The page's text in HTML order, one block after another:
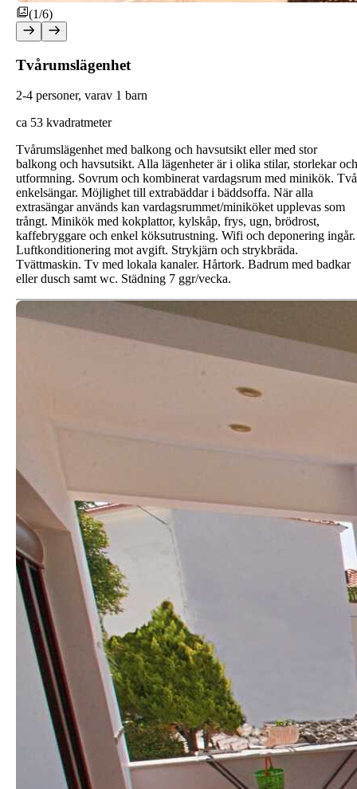
(1/6)
Tvårumslägenhet
2-4 personer, varav 1 barn
ca 53 kvadratmeter
Tvårumslägenhet med balkong och havsutsikt eller med stor
balkong och havsutsikt. Alla lägenheter är i olika stilar, storlekar och
utformning. Sovrum och kombinerat vardagsrum med minikök. Två
enkelsängar. Möjlighet till extrabäddar i bäddsoffa. När alla
extrasängar används kan vardagsrummet/miniköket upplevas som
trångt. Minikök med kokplattor, kylskåp, frys, ugn, brödrost,
kaffebryggare och enkel köksutrustning. Wifi och deponering ingår.
Luftkonditionering mot avgift. Strykjärn och strykbräda.
Tvättmaskin. Tv med lokala kanaler. Hårtork. Badrum med badkar
eller dusch samt wc. Städning 7 ggr/vecka.